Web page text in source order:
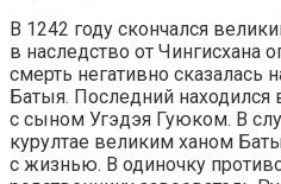
В 1242 году скончался
в наследство от Чингисхана
смерть негативно сказалась
Батыя. Последний находился
с сыном Угэдэя Гуюком. В
курултае великим ханом
с жизнью. В одиночку